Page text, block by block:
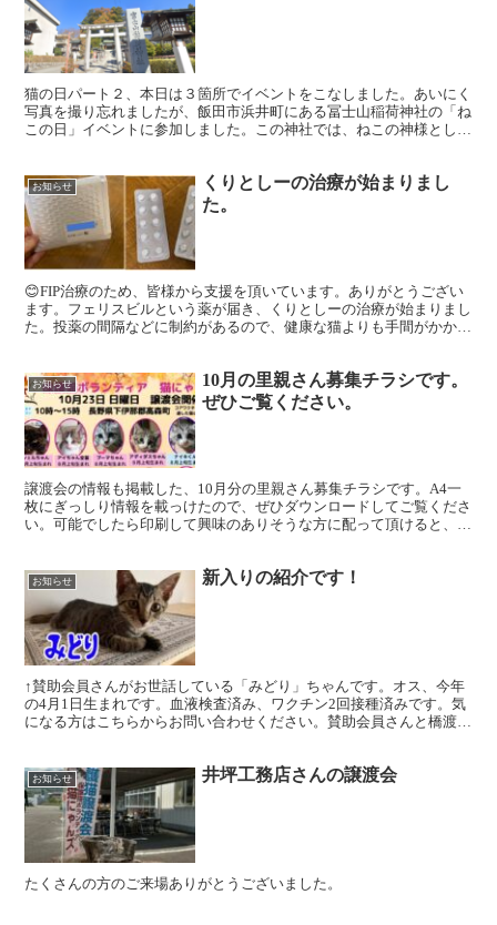
猫の日パート２、本日は３箇所でイベントをこなしました。あいにく
写真を撮り忘れましたが、飯田市浜井町にある冨士山稲荷神社の「ね
この日」イベントに参加しました。この神社では、ねこの神様として
お知らせ
くりとしーの治療が始まりまし
た。
😊FIP治療のため、皆様から支援を頂いています。ありがとうござい
ます。フェリスビルという薬が届き、くりとしーの治療が始まりまし
た。投薬の間隔などに制約があるので、健康な猫よりも手間がかかり
お知らせ
10月の里親さん募集チラシです。
ぜひご覧ください。
譲渡会の情報も掲載した、10月分の里親さん募集チラシです。A4一
枚にぎっしり情報を載っけたので、ぜひダウンロードしてご覧くださ
い。可能でしたら印刷して興味のありそうな方に配って頂けると、あ
お知らせ 新入りの紹介です！
↑賛助会員さんがお世話している「みどり」ちゃんです。オス、今年
の4月1日生まれです。血液検査済み、ワクチン2回接種済みです。気
になる方はこちらからお問い合わせください。賛助会員さんと橋渡し
お知らせ 井坪工務店さんの譲渡会
たくさんの方のご来場ありがとうございました。